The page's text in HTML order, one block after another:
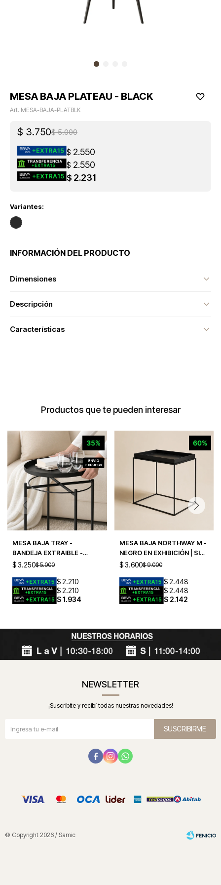
MESA BAJA PLATEAU - BLACK
MESA-BAJA-PLATBLK
$ 3.750$ 5.000
$ 2.550
$ 2.550
$ 2.231
Variantes:
INFORMACIÓN DEL PRODUCTO
Dimensiones
Descripción
Características
Productos que te pueden interesar
MESA BAJA TRAY -
BANDEJA EXTRAIBLE -
CHICA - NEGRO
$3.250$ 5.000
$ 2.210
$ 2.210
$1.934
MESA BAJA NORTHWAY M -
NEGRO EN EXHIBICIÓN | SIN
CAMBIO
$ 3.600$ 9.000
$ 2.448
$ 2.448
$ 2.142
NEWSLETTER
¡Suscribite y recibí todas nuestras novedades!
SUSCRIBIRME
  
© Copyright 2026 / Samic